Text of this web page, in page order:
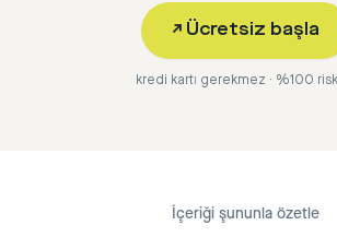
↗ Ücretsiz başla
kredi kartı gerekmez · %100
İçeriği şununla özetle